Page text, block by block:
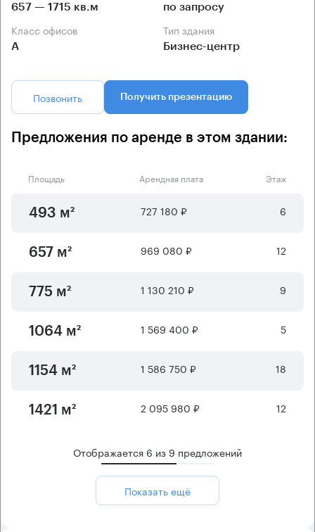
657 — 1715 кв.м по запросу
Класс офисов
А
Тип здания
Бизнес-центр
Позвонить Получить презентацию
Предложения по аренде в этом здании:
Площадь Арендная плата Этаж
493 м² 727 180 ₽ 6
657 м² 969 080 ₽ 12
775 м² 1 130 210 ₽ 9
1064 м² 1 569 400 ₽ 5
1154 м² 1 586 750 ₽ 18
1421 м² 2 095 980 ₽ 12
Отображается 6 из 9 предложений
Показать ещё